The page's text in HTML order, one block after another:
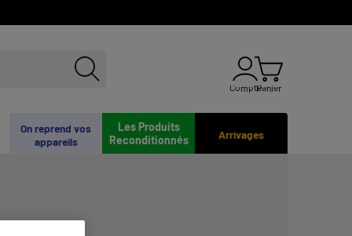
ComptePanier
Arrivages
Les Produits
Reconditionnés
On reprend vos
appareils